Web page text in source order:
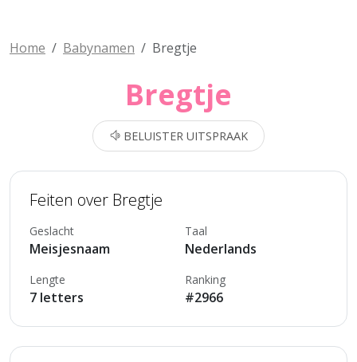
Home Babynamen Bregtje
Bregtje
BELUISTER UITSPRAAK
Feiten over Bregtje
Geslacht
Meisjesnaam
Taal
Nederlands
Lengte
7 letters
Ranking
#2966